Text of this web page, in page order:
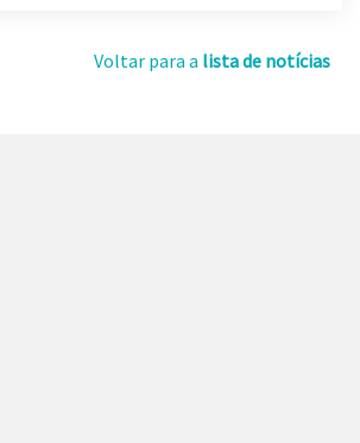
Voltar para a lista de notícias